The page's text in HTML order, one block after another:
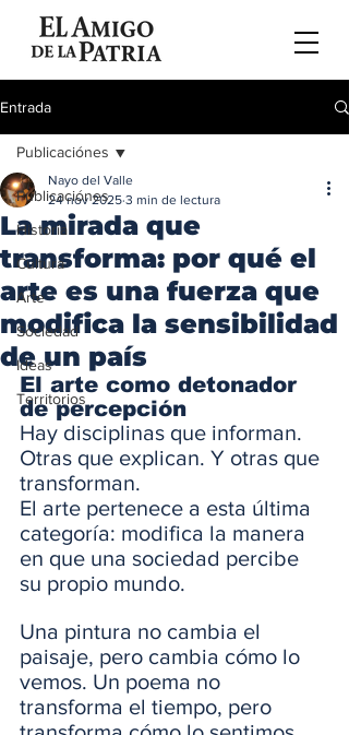
Entrada
Publicaciónes
Historia
Cultura
Arte
Sociedad
Ideas
Territorios
Publicaciónes
La mirada que
transforma: por qué el
arte es una fuerza que
modifica la sensibilidad
de un país
Nayo del Valle
24 nov 2025 3 min de lectura
El arte como detonador
de percepción
Hay disciplinas que informan.
Otras que explican. Y otras que
transforman.
El arte pertenece a esta última
categoría: modifica la manera
en que una sociedad percibe
su propio mundo.
Una pintura no cambia el
paisaje, pero cambia cómo lo
vemos. Un poema no
transforma el tiempo, pero